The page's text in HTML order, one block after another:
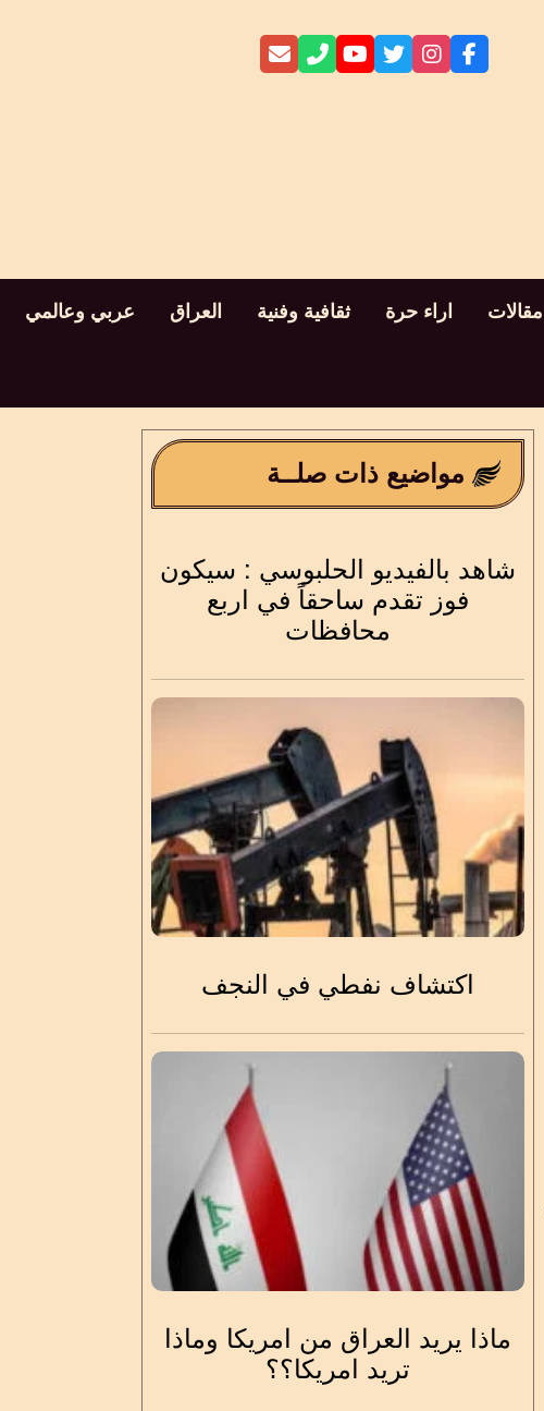
مقالات اراء حرة ثقافية وفنية العراق عربي وعالمي
مواضيع ذات صلــة
شاهد بالفيديو الحلبوسي : سيكون
فوز تقدم ساحقاً في اربع
محافظات
اكتشاف نفطي في النجف
ماذا يريد العراق من امريكا وماذا
تريد امريكا؟؟